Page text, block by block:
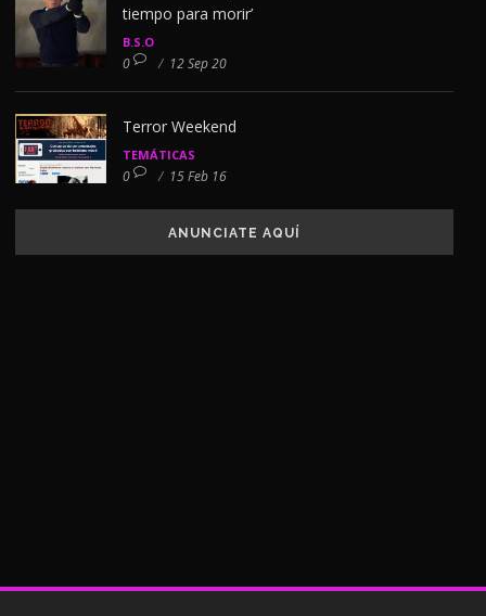
tiempo para morir’
B.S.O
0 / 12 Sep 20
Terror Weekend
TEMÁTICAS
0 / 15 Feb 16
ANUNCIATE AQUÍ